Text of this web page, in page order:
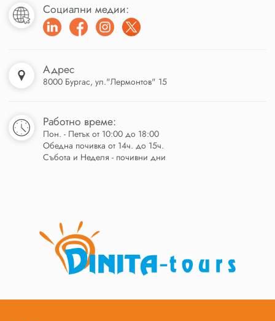
Социални медии:
Адрес
8000 Бургас, ул."Лермонтов" 15
Работно време:
Пон. - Петък от 10:00 до 18:00
Обедна почивка от 14ч. до 15ч.
Събота и Неделя - почивни дни